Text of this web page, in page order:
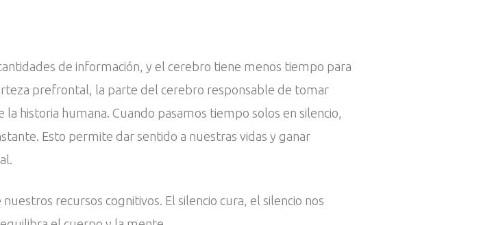
de información, y el cerebro tiene menos tiempo para
prefrontal, la parte del cerebro responsable de tomar
historia humana. Cuando pasamos tiempo solos en silencio,
Esto permite dar sentido a nuestras vidas y ganar
recursos cognitivos. El silencio cura, el silencio nos